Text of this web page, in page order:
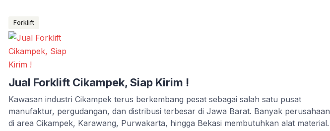
Forklift
Jual Forklift Cikampek, Siap Kirim !
Kawasan industri Cikampek terus berkembang pesat sebagai salah satu pusat
manufaktur, pergudangan, dan distribusi terbesar di Jawa Barat. Banyak perusahaan
di area Cikampek, Karawang, Purwakarta, hingga Bekasi membutuhkan alat material